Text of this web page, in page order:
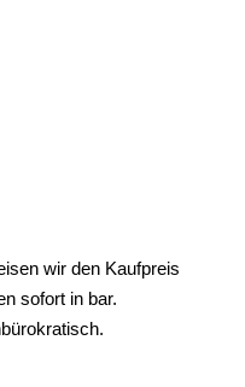
wir den Kaufpreis
sofort in bar.